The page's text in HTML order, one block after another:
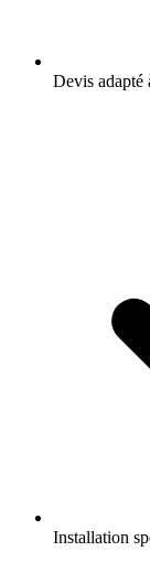
Devis adapté
Installation